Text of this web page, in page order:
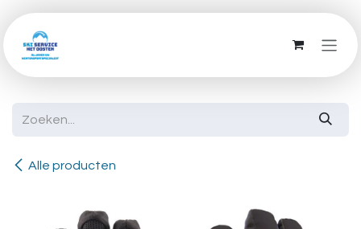
Overslaan naar inhoud
Alle producten